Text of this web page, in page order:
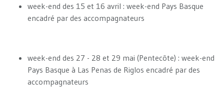
week-end des 15 et 16 avril : week-end Pays Basque
encadré par des accompagnateurs
week-end des 27 - 28 et 29 mai (Pentecôte) : week-end
Pays Basque à Las Penas de Riglos encadré par des
accompagnateurs